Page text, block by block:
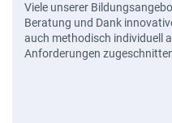
Viele unserer
Beratung und Dank
auch methodisch individuell
Anforderungen